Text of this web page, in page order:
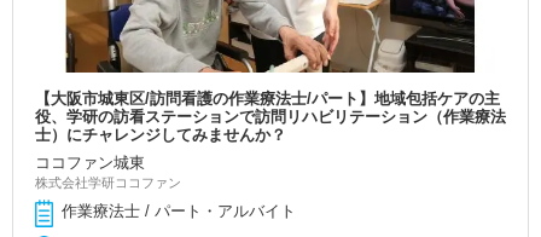
【大阪市城東区/訪問看護の作業療法士/パート】地域包括ケアの主
役、学研の訪看ステーションで訪問リハビリテーション（作業療法
士）にチャレンジしてみませんか？
ココファン城東
株式会社学研ココファン
作業療法士 / パート・アルバイト